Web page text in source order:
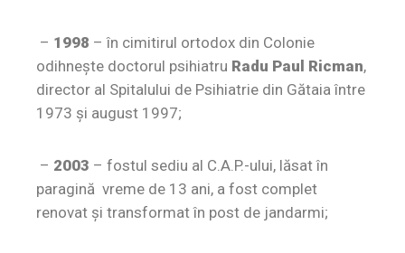
– 1998 – în cimitirul ortodox din Colonie
odihneşte doctorul psihiatru Radu Paul Ricman,
director al Spitalului de Psihiatrie din Gătaia între
1973 şi august 1997;
– 2003 – fostul sediu al C.A.P.-ului, lăsat în
paragină vreme de 13 ani, a fost complet
renovat şi transformat în post de jandarmi;